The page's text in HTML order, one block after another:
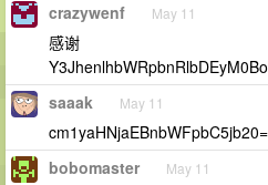
crazywenf May 11
感谢
saaak May 11
bobomaster May 11